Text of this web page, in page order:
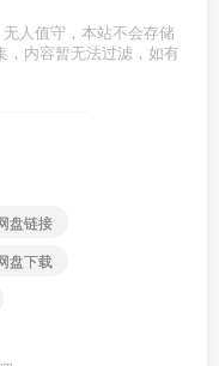
人值守，本站不会存储
，内容暂无法过滤，如有
盘链接
盘下载